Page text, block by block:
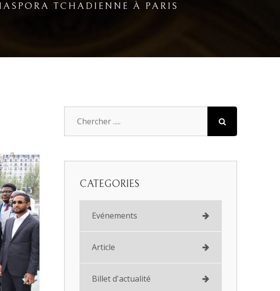
TCHADIENNE À PARIS
CATEGORIES
Evénements
Article
Billet d'actualité